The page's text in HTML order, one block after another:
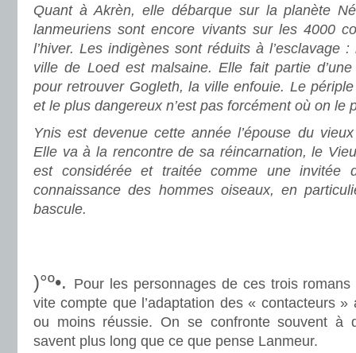
Quant à Akrèn, elle débarque sur la planète
lanmeuriens sont encore vivants sur les 4000
l’hiver. Les indigènes sont réduits à l’esclavage
ville de Loed est malsaine. Elle fait partie
pour retrouver Gogleth, la ville enfouie. Le
et le plus dangereux n’est pas forcément où on le
Ynis est devenue cette année l’épouse du
Elle va à la rencontre de sa réincarnation, le
est considérée et traitée comme une invitée
connaissance des hommes oiseaux, en
bascule.
)°º•. Pour les personnages de ces trois
vite compte que l’adaptation des « contacteurs
ou moins réussie. On se confronte souvent à
savent plus long que ce que pense Lanmeur.